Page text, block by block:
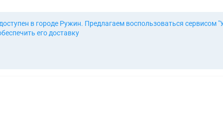
в городе Ружин. Предлагаем воспользоваться
его доставку